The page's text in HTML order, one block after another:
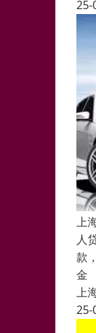
25-
上
人
款
金
上
25-